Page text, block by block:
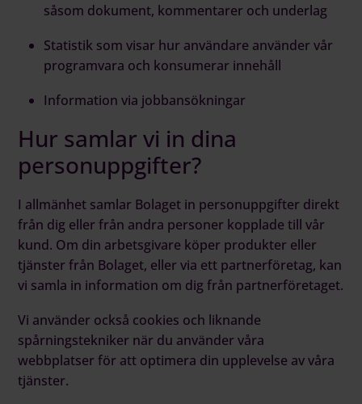
såsom dokument, kommentarer och underlag
Statistik som visar hur användare använder vår
programvara och konsumerar innehåll
Information via jobbansökningar
Hur samlar vi in dina
personuppgifter?
I allmänhet samlar Bolaget in personuppgifter direkt
från dig eller från andra personer kopplade till vår
kund. Om din arbetsgivare köper produkter eller
tjänster från Bolaget, eller via ett partnerföretag, kan
vi samla in information om dig från partnerföretaget.
Vi använder också cookies och liknande
spårningstekniker när du använder våra
webbplatser för att optimera din upplevelse av våra
tjänster.